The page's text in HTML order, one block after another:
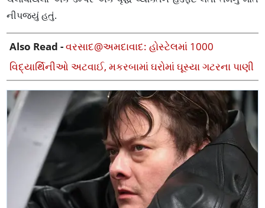
નીપજ્યું હતું.
Also Read -વરસાદ@અમદાવાદ: હોસ્ટેલમાં 1000
વિદ્યાર્થિનીઓ અટવાઈ, મકરબામાં ઘરોમાં ઘૂસ્યા ગટરના પાણી